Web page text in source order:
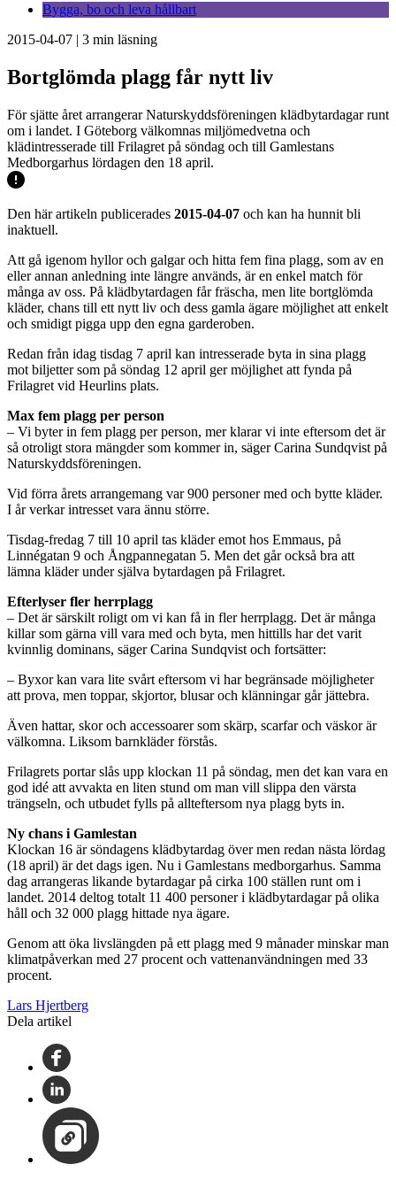
Bygga, bo och leva hållbart
2015-04-07 | 3 min läsning
Bortglömda plagg får nytt liv
För sjätte året arrangerar Naturskyddsföreningen klädbytardagar runt
om i landet. I Göteborg välkomnas miljömedvetna och
klädintresserade till Frilagret på söndag och till Gamlestans
Medborgarhus lördagen den 18 april.
Den här artikeln publicerades 2015-04-07 och kan ha hunnit bli
inaktuell.
Att gå igenom hyllor och galgar och hitta fem fina plagg, som av en
eller annan anledning inte längre används, är en enkel match för
många av oss. På klädbytardagen får fräscha, men lite bortglömda
kläder, chans till ett nytt liv och dess gamla ägare möjlighet att enkelt
och smidigt pigga upp den egna garderoben.
Redan från idag tisdag 7 april kan intresserade byta in sina plagg
mot biljetter som på söndag 12 april ger möjlighet att fynda på
Frilagret vid Heurlins plats.
Max fem plagg per person
– Vi byter in fem plagg per person, mer klarar vi inte eftersom det är
så otroligt stora mängder som kommer in, säger Carina Sundqvist på
Naturskyddsföreningen.
Vid förra årets arrangemang var 900 personer med och bytte kläder.
I år verkar intresset vara ännu större.
Tisdag-fredag 7 till 10 april tas kläder emot hos Emmaus, på
Linnégatan 9 och Ångpannegatan 5. Men det går också bra att
lämna kläder under själva bytardagen på Frilagret.
Efterlyser fler herrplagg
– Det är särskilt roligt om vi kan få in fler herrplagg. Det är många
killar som gärna vill vara med och byta, men hittills har det varit
kvinnlig dominans, säger Carina Sundqvist och fortsätter:
– Byxor kan vara lite svårt eftersom vi har begränsade möjligheter
att prova, men toppar, skjortor, blusar och klänningar går jättebra.
Även hattar, skor och accessoarer som skärp, scarfar och väskor är
välkomna. Liksom barnkläder förstås.
Frilagrets portar slås upp klockan 11 på söndag, men det kan vara en
god idé att avvakta en liten stund om man vill slippa den värsta
trängseln, och utbudet fylls på allteftersom nya plagg byts in.
Ny chans i Gamlestan
Klockan 16 är söndagens klädbytardag över men redan nästa lördag
(18 april) är det dags igen. Nu i Gamlestans medborgarhus. Samma
dag arrangeras likande bytardagar på cirka 100 ställen runt om i
landet. 2014 deltog totalt 11 400 personer i klädbytardagar på olika
håll och 32 000 plagg hittade nya ägare.
Genom att öka livslängden på ett plagg med 9 månader minskar man
klimatpåverkan med 27 procent och vattenanvändningen med 33
procent.
Lars Hjertberg
Dela artikel